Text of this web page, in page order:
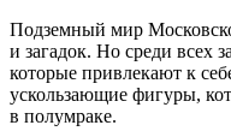
Подземный мир
и загадок. Но среди всех
которые привлекают к
ускользающие фигуры,
в полумраке.